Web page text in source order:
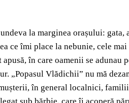
la marginea orașului: gata,
ce îmi place la nebunie, cele
în care oamenii se adunau
„Popasul Vlădichii” nu mă
în general localnici,